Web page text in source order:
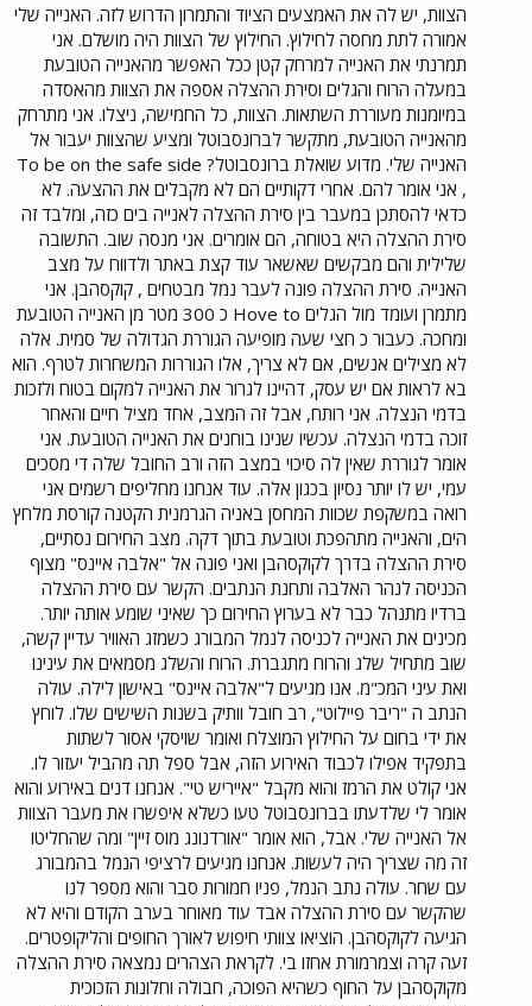
הצוות, יש לה את האמצעים הציוד והתמרון הדרוש לזה. האנייה שלי
אמורה לתת מחסה לחילוץ. החילוץ של הצוות היה מושלם. אני
תמרנתי את האנייה למרחק קטן ככל האפשר מהאנייה הטובעת
במעלה הרוח והגלים וסירת ההצלה אספה את הצוות מהאסדה
במיומנות מעוררת השתאות. הצוות, כל החמישה, ניצלו. אני מתרחק
מהאנייה הטובעת, מתקשר לברונסבוטל ומציע שהצוות יעבור אל
האנייה שלי. מדוע שואלת ברונסבוטל? To be on the safe side
, אני אומר להם. אחרי דקותיים הם לא מקבלים את ההצעה. לא
כדאי להסתכן במעבר בין סירת ההצלה לאנייה בים כזה, ומלבד זה
סירת ההצלה היא בטוחה, הם אומרים. אני מנסה שוב. התשובה
שלילית והם מבקשים שאשאר עוד קצת באתר ולדווח על מצב
האנייה. סירת ההצלה פונה לעבר נמל מבטחים , קוקסהבן. אני
מתמרן ועומד מול הגלים Hove to כ 300 מטר מן האנייה הטובעת
ומחכה. כעבור כ חצי שעה מופיעה הגוררת הגדולה של סמית. אלה
לא מצילים אנשים, אם לא צריך, אלו הגוררות המשחרות לטרף. הוא
בא לראות אם יש עסק, דהיינו לגרור את האנייה למקום בטוח ולזכות
בדמי הנצלה. אני רותח, אבל זה המצב, אחד מציל חיים והאחר
זוכה בדמי הנצלה. עכשיו שנינו בוחנים את האנייה הטובעת. אני
אומר לגוררת שאין לה סיכוי במצב הזה ורב החובל שלה די מסכים
עמי, יש לו יותר נסיון בכגון אלה. עוד אנחנו מחליפים רשמים אני
רואה במשקפת שכוות המחסן באניה הגרמנית הקטנה קורסת מלחץ
הים, והאנייה מתהפכת וטובעת בתוך דקה. מצב החירום נסתיים,
סירת ההצלה בדרך לקוקסהבן ואני פונה אל "אלבה איינס" מצוף
הכניסה לנהר האלבה ותחנת הנתבים. הקשר עם סירת ההצלה
ברדיו מתנהל כבר לא בערוץ החירום כך שאיני שומע אותה יותר.
מכינים את האנייה לכניסה לנמל המבורג כשמזג האוויר עדיין קשה,
שוב מתחיל שלג והרוח מתגברת. הרוח והשלג מסמאים את עינינו
ואת עיני המכ"מ. אנו מגיעים ל"אלבה איינס" באישון לילה. עולה
הנתב ה "ריבר פיילוט", רב חובל וותיק בשנות השישים שלו. לוחץ
את ידי בחום על החילוץ המוצלח ואומר שויסקי אסור לשתות
בתפקיד אפילו לכבוד האירוע הזה, אבל ספל תה מהביל יעזור לו.
אני קולט את הרמז והוא מקבל "אייריש טי". אנחנו דנים באירוע והוא
אומר לי שלדעתו בברונסבוטל טעו כשלא איפשרו את מעבר הצוות
אל האנייה שלי. אבל, הוא אומר "אורדנונג מוס זיין" ומה שהחליטו
זה מה שצריך היה לעשות. אנחנו מגיעים לרציפי הנמל בהמבורג
עם שחר. עולה נתב הנמל, פניו חמורות סבר והוא מספר לנו
שהקשר עם סירת ההצלה אבד עוד מאוחר בערב הקודם והיא לא
הגיעה לקוקסהבן. הוציאו צוותי חיפוש לאורך החופים והליקופטרים.
זעה קרה וצמרמורת אחזו בי. לקראת הצהרים נמצאה סירת ההצלה
מקוקסהבן על החוף כשהיא הפוכה, חבולה וחלונות הזכוכית